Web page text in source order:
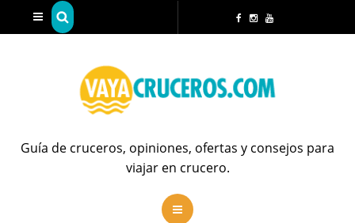
Guía de cruceros, opiniones, ofertas y consejos para
viajar en crucero.